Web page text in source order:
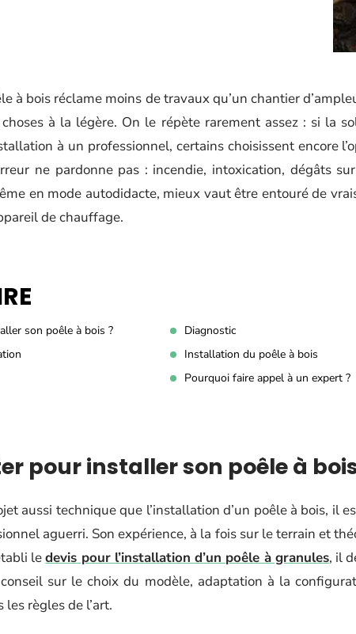
à bois réclame moins de travaux qu’un chantier
à la légère. On le répète rarement assez : si la
à un professionnel, certains choisissent encore
ne pardonne pas : incendie, intoxication, dégâts
en mode autodidacte, mieux vaut être entouré de
de chauffage.
son poêle à bois ?
Diagnostic
Installation du poêle à bois
Pourquoi faire appel à un expert ?
pour installer son poêle à
aussi technique que l’installation d’un poêle à bois, il
aguerri. Son expérience, à la fois sur le terrain et
ledevis pour l’installation d’un poêle à granules, il
sur le choix du modèle, adaptation à la
règles de l’art.